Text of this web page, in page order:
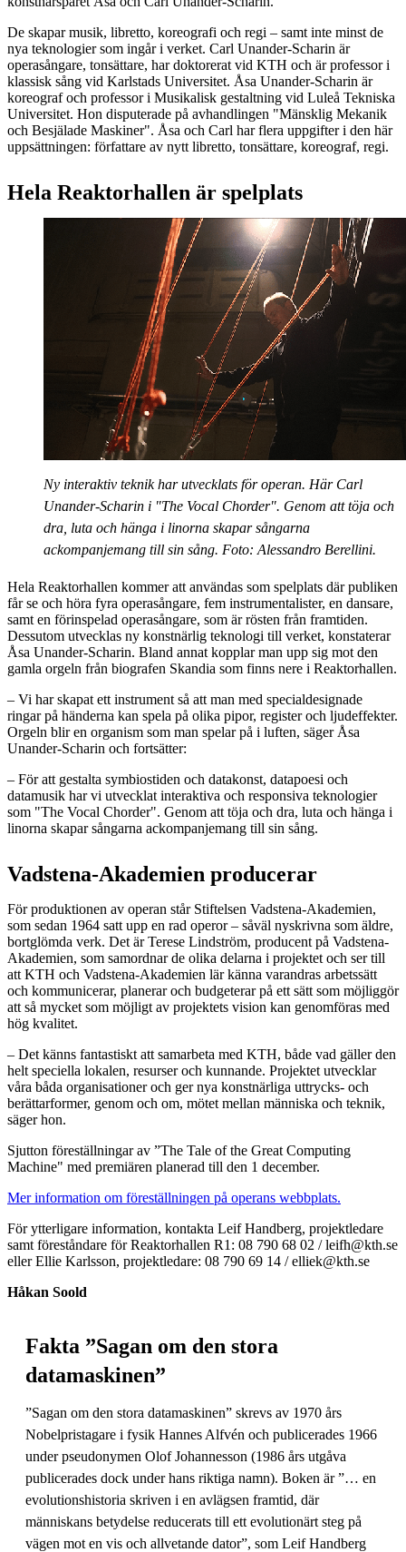
De skapar musik, libretto, koreografi och regi – samt inte minst de
nya teknologier som ingår i verket. Carl Unander-Scharin är
operasångare, tonsättare, har doktorerat vid KTH och är professor i
klassisk sång vid Karlstads Universitet. Åsa Unander-Scharin är
koreograf och professor i Musikalisk gestaltning vid Luleå Tekniska
Universitet. Hon disputerade på avhandlingen "Mänsklig Mekanik
och Besjälade Maskiner". Åsa och Carl har flera uppgifter i den här
uppsättningen: författare av nytt libretto, tonsättare, koreograf, regi.
Hela Reaktorhallen är spelplats
Ny interaktiv teknik har utvecklats för operan. Här Carl
Unander-Scharin i "The Vocal Chorder". Genom att töja och
dra, luta och hänga i linorna skapar sångarna
ackompanjemang till sin sång. Foto: Alessandro Berellini.
Hela Reaktorhallen kommer att användas som spelplats där publiken
får se och höra fyra operasångare, fem instrumentalister, en dansare,
samt en förinspelad operasångare, som är rösten från framtiden.
Dessutom utvecklas ny konstnärlig teknologi till verket, konstaterar
Åsa Unander-Scharin. Bland annat kopplar man upp sig mot den
gamla orgeln från biografen Skandia som finns nere i Reaktorhallen.
– Vi har skapat ett instrument så att man med specialdesignade
ringar på händerna kan spela på olika pipor, register och ljudeffekter.
Orgeln blir en organism som man spelar på i luften, säger Åsa
Unander-Scharin och fortsätter:
– För att gestalta symbiostiden och datakonst, datapoesi och
datamusik har vi utvecklat interaktiva och responsiva teknologier
som "The Vocal Chorder". Genom att töja och dra, luta och hänga i
linorna skapar sångarna ackompanjemang till sin sång.
Vadstena-Akademien producerar
För produktionen av operan står Stiftelsen Vadstena-Akademien,
som sedan 1964 satt upp en rad operor – såväl nyskrivna som äldre,
bortglömda verk. Det är Terese Lindström, producent på Vadstena-
Akademien, som samordnar de olika delarna i projektet och ser till
att KTH och Vadstena-Akademien lär känna varandras arbetssätt
och kommunicerar, planerar och budgeterar på ett sätt som möjliggör
att så mycket som möjligt av projektets vision kan genomföras med
hög kvalitet.
– Det känns fantastiskt att samarbeta med KTH, både vad gäller den
helt speciella lokalen, resurser och kunnande. Projektet utvecklar
våra båda organisationer och ger nya konstnärliga uttrycks- och
berättarformer, genom och om, mötet mellan människa och teknik,
säger hon.
Sjutton föreställningar av ”The Tale of the Great Computing
Machine" med premiären planerad till den 1 december.
Mer information om föreställningen på operans webbplats.
För ytterligare information, kontakta Leif Handberg, projektledare
samt föreståndare för Reaktorhallen R1: 08 790 68 02 / leifh@kth.se
eller Ellie Karlsson, projektledare: 08 790 69 14 / elliek@kth.se
Håkan Soold
Fakta ”Sagan om den stora
datamaskinen”
”Sagan om den stora datamaskinen” skrevs av 1970 års
Nobelpristagare i fysik Hannes Alfvén och publicerades 1966
under pseudonymen Olof Johannesson (1986 års utgåva
publicerades dock under hans riktiga namn). Boken är ”… en
evolutionshistoria skriven i en avlägsen framtid, där
människans betydelse reducerats till ett evolutionärt steg på
vägen mot en vis och allvetande dator”, som Leif Handberg